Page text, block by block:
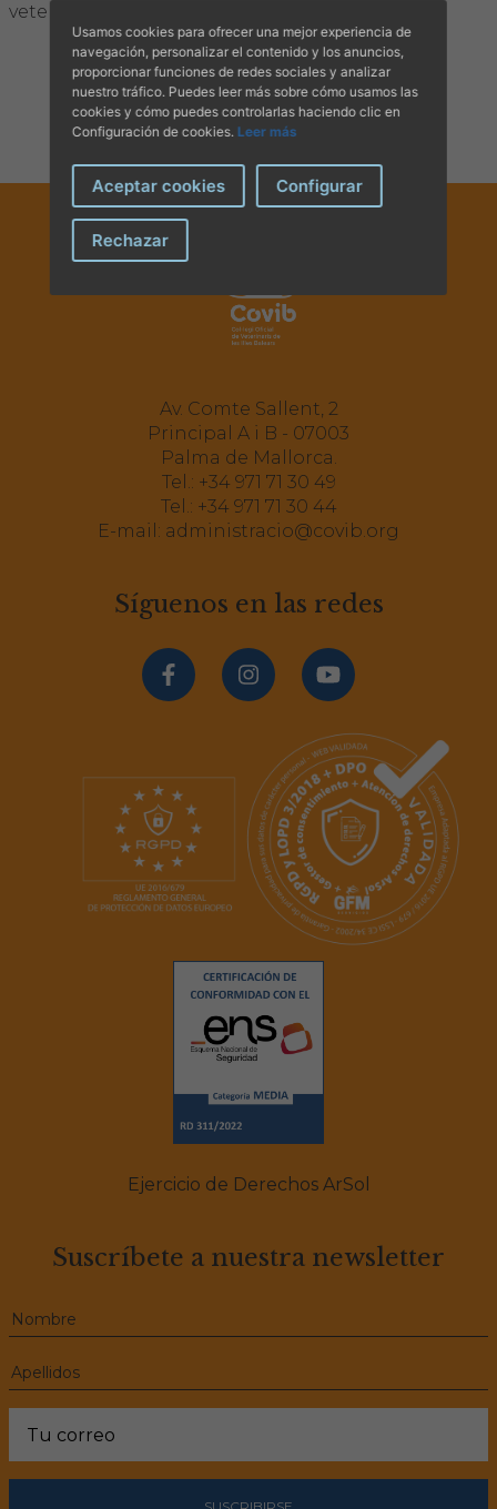
veterinarios especializados en équidos.
Av. Comte Sallent, 2
Principal A i B - 07003
Palma de Mallorca.
Tel.: +34 971 71 30 49
Tel.: +34 971 71 30 44
E-mail: administracio@covib.org
Síguenos en las redes
Ejercicio de Derechos ArSol
Suscríbete a nuestra newsletter
Usamos cookies para ofrecer una mejor experiencia de
navegación, personalizar el contenido y los anuncios,
proporcionar funciones de redes sociales y analizar
nuestro tráfico. Puedes leer más sobre cómo usamos las
cookies y cómo puedes controlarlas haciendo clic en
Configuración de cookies. Leer más
Aceptar cookies Configurar
Rechazar